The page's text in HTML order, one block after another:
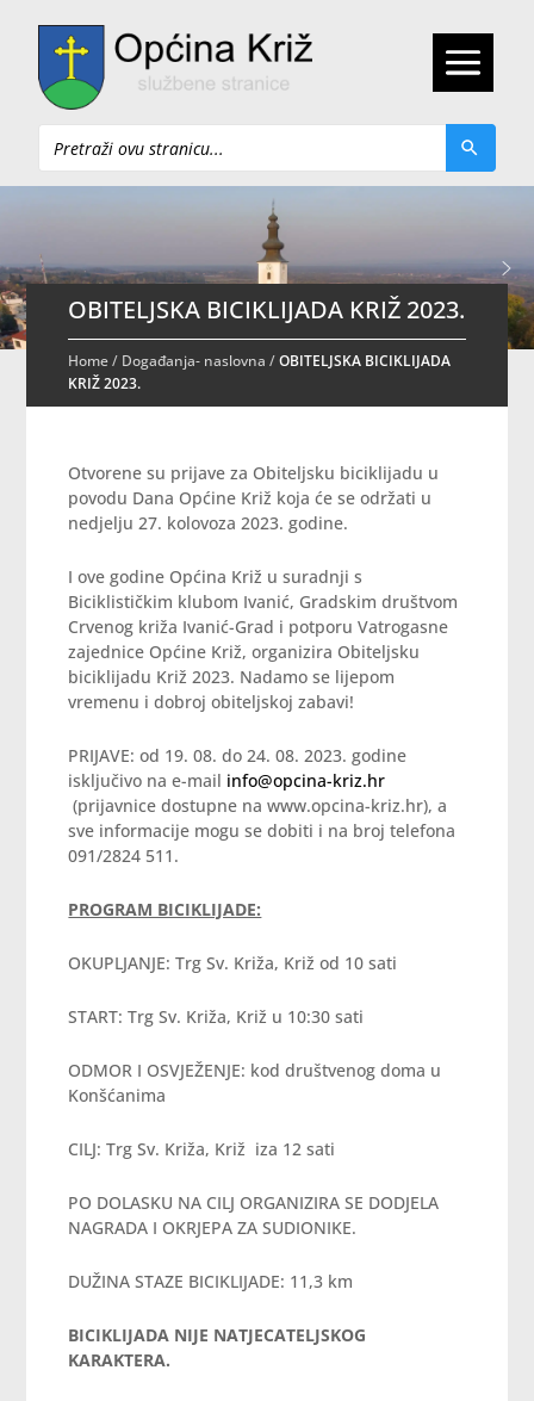
Pretraži
OBITELJSKA BICIKLIJADA KRIŽ 2023.
Home/ Događanja- naslovna /OBITELJSKA BICIKLIJADA
KRIŽ 2023.
Otvorene su prijave za Obiteljsku biciklijadu u
povodu Dana Općine Križ koja će se održati u
nedjelju 27. kolovoza 2023. godine.
I ove godine Općina Križ u suradnji s
Biciklističkim klubom Ivanić, Gradskim društvom
Crvenog križa Ivanić-Grad i potporu Vatrogasne
zajednice Općine Križ, organizira Obiteljsku
biciklijadu Križ 2023. Nadamo se lijepom
vremenu i dobroj obiteljskoj zabavi!
PRIJAVE: od 19. 08. do 24. 08. 2023. godine
isključivo na e-mail info@opcina-kriz.hr
(prijavnice dostupne na www.opcina-kriz.hr), a
sve informacije mogu se dobiti i na broj telefona
091/2824 511.
PROGRAM BICIKLIJADE:
OKUPLJANJE: Trg Sv. Križa, Križ od 10 sati
START: Trg Sv. Križa, Križ u 10:30 sati
ODMOR I OSVJEŽENJE: kod društvenog doma u
Konšćanima
CILJ: Trg Sv. Križa, Križ iza 12 sati
PO DOLASKU NA CILJ ORGANIZIRA SE DODJELA
NAGRADA I OKRJEPA ZA SUDIONIKE.
DUŽINA STAZE BICIKLIJADE: 11,3 km
BICIKLIJADA NIJE NATJECATELJSKOG
KARAKTERA.